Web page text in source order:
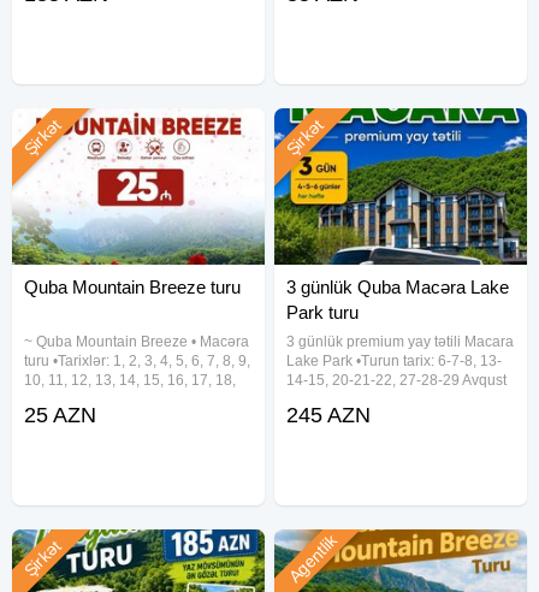
Quba Mountain Breeze turu
~ Quba Mountain Breeze • Macəra
turu •Tarixlər: 1, 2, 3, 4, 5, 6, 7, 8, 9,
10, 11, 12, 13, 14, 15, 16, 17, 18,
28, 29, 30, 31 Avqust •Qiymət: •
Şirkət
25 AZN
3 günlük Quba Macəra Lake
Park turu
3 günlük premium yay tətili Macara
Lake Park •Turun tarix: 6-7-8, 13-
14-15, 20-21-22, 27-28-29 Avqust
(sadə) - 245₼ - Townhouse
Şirkət
245 AZN
Şirkət Agentlik